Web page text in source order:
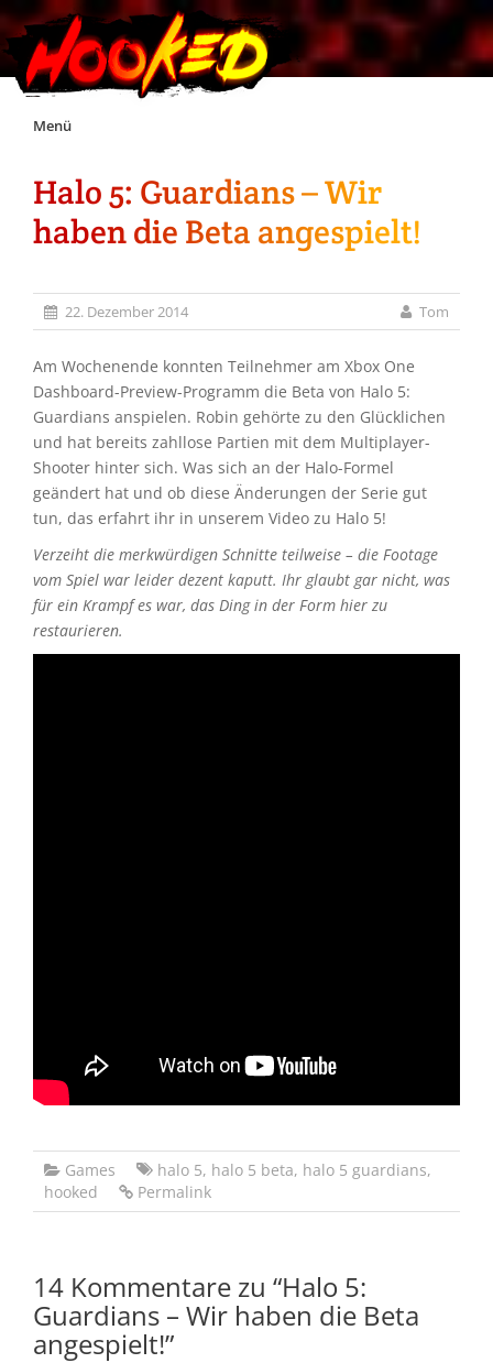
Skip
Menü
Unterstützt Hooked!
Impressum
Discord
Halo 5: Guardians – Wir
haben die Beta angespielt!
22. Dezember 2014 Tom
Am Wochenende konnten Teilnehmer am Xbox One
Dashboard-Preview-Programm die Beta von Halo 5:
Guardians anspielen. Robin gehörte zu den Glücklichen
und hat bereits zahllose Partien mit dem Multiplayer-
Shooter hinter sich. Was sich an der Halo-Formel
geändert hat und ob diese Änderungen der Serie gut
tun, das erfahrt ihr in unserem Video zu Halo 5!
Verzeiht die merkwürdigen Schnitte teilweise – die Footage
vom Spiel war leider dezent kaputt. Ihr glaubt gar nicht, was
für ein Krampf es war, das Ding in der Form hier zu
restaurieren.
Games halo 5, halo 5 beta, halo 5 guardians,
hooked
Permalink
14 Kommentare zu “Halo 5:
Guardians – Wir haben die Beta
angespielt!”